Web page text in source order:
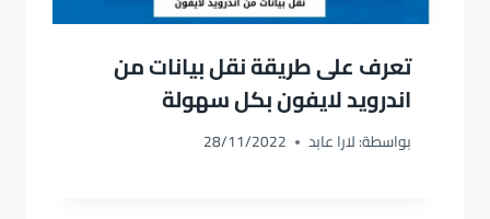
تعرف على طريقة نقل بيانات من
اندرويد لايفون بكل سهولة
بواسطة:لارا عابد 28/11/2022